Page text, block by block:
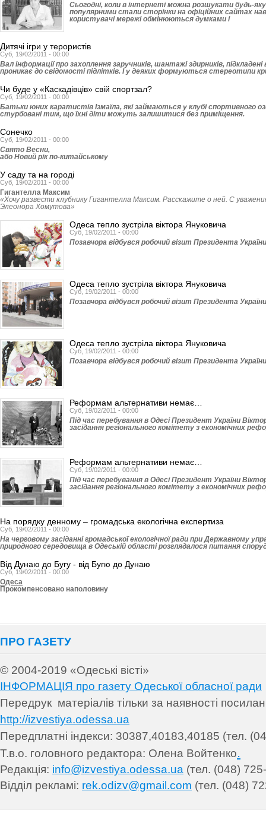
Сьогодні, коли в інтернеті можна розшукати будь-
популярними стали сторінки на офіційних сайтах
користувачі мережі обмінюються думками і
Дитячі ігри у терористів
Суб, 19/02/2011 - 00:00
Вал інформації про захоплення заручників, шантажі здирників,
проникає до свідомості підлітків. І у деяких формуються стереотипи
Чи буде у «Каскадівців» свій спортзал?
Суб, 19/02/2011 - 00:00
Батьки юних каратистів Ізмаїла, які займаються у клубі спортивного
стурбовані тим, що їхні діти можуть залишитися без приміщення.
Сонечко
Суб, 19/02/2011 - 00:00
Свято Весни,
або Новий рік по-китайському
У саду та на городі
Суб, 19/02/2011 - 00:00
Гигантелла Максим
«Хочу развести клубнику Гигантелла Максим. Расскажите о ней. С
Элеонора Хомутова»
Одеса тепло зустріла віктора Януковича
Суб, 19/02/2011 - 00:00
Позавчора відбувся робочий візит Пре­зидента
Одеса тепло зустріла віктора Януковича
Суб, 19/02/2011 - 00:00
Позавчора відбувся робочий візит Пре­зидента
Одеса тепло зустріла віктора Януковича
Суб, 19/02/2011 - 00:00
Позавчора відбувся робочий візит Пре­зидента
Реформам альтернативи немає…
Суб, 19/02/2011 - 00:00
Під час перебування в Одесі Президент України
засідання регіонального комітету з економічних
Реформам альтернативи немає…
Суб, 19/02/2011 - 00:00
Під час перебування в Одесі Президент України
засідання регіонального комітету з економічних
На порядку денному – громадська екологічна експертиза
Суб, 19/02/2011 - 00:00
На черговому засіданні громадської екологічної ради при Державному
природного середовища в Одеській області розглядалося питання
Від Дунаю до Бугу - від Бугю до Дунаю
Суб, 19/02/2011 - 00:00
Одеса
Прокомпенсовано наполовину
ПРО ГАЗЕТУ
© 2004-2019 «Одеські вісті»
ІНФОРМАЦІЯ про газету Одеської обласної ради
Передрук матеріалів тільки за наявності
http://izvestiya.odessa.ua
Передплатні індекси: 30387,40183,40185 (тел.
Т.в.о. головного редактора: Олена Войтенко.
Редакція: info@izvestiya.odessa.ua (тел. (048)
Відділ рекламі: rek.odizv@gmail.com (тел. (048)